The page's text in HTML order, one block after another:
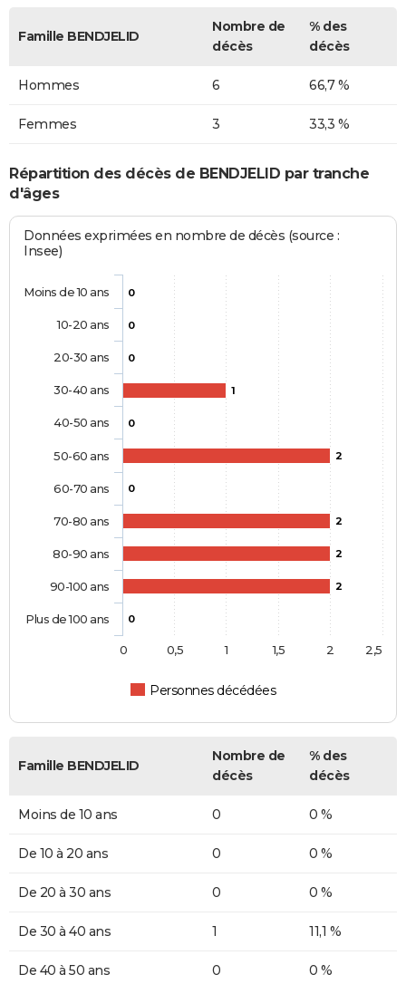
Famille BENDJELID
Nombre de
décès
% des
décès
Hommes 6 66,7 %
Femmes 3 33,3 %
Répartition des décès de BENDJELID par tranche
d'âges
Données exprimées en nombre de décès (source :
Insee)
0
0
0
1
0
2
0
2
2
2
0
Personnes décédées
Moins de 10 ans
10-20 ans
20-30 ans
30-40 ans
40-50 ans
50-60 ans
60-70 ans
70-80 ans
80-90 ans
90-100 ans
Plus de 100 ans
0 0,5 1 1,5 2 2,5
Famille BENDJELID
Nombre de
décès
% des
décès
Moins de 10 ans 0 0 %
De 10 à 20 ans 0 0 %
De 20 à 30 ans 0 0 %
De 30 à 40 ans 1 11,1 %
De 40 à 50 ans 0 0 %